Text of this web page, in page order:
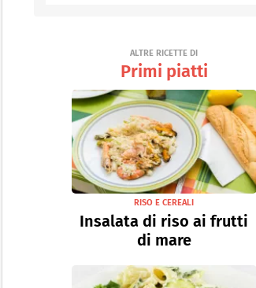
ALTRE RICETTE DI
Primi piatti
RISO E CEREALI
Insalata di riso ai frutti
di mare